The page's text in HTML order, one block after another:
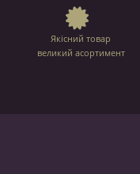
Якісний товар
великий асортимент